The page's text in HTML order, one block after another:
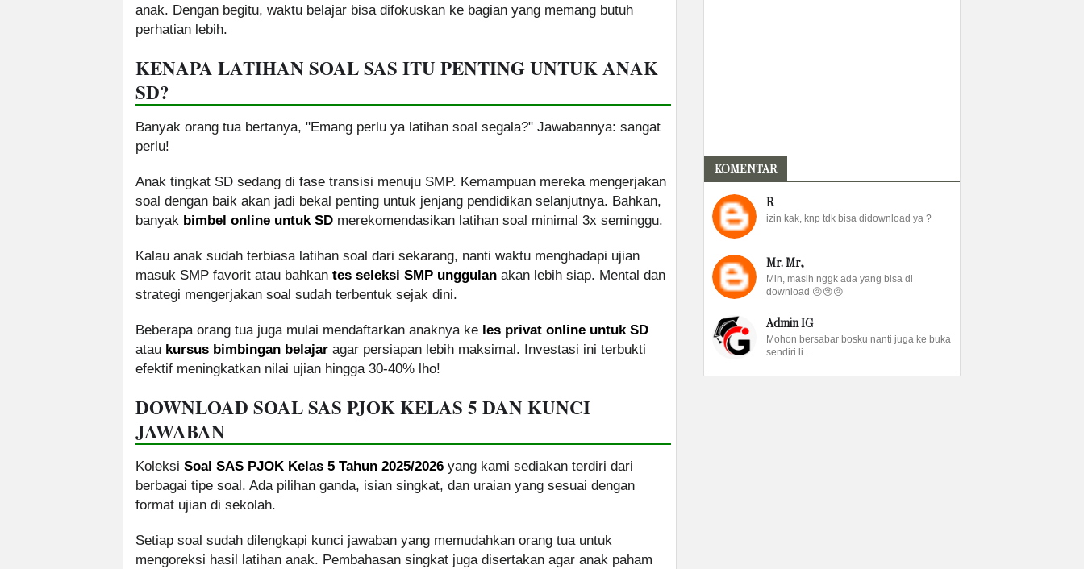
anak. Dengan begitu, waktu belajar bisa difokuskan ke bagian yang memang butuh
perhatian lebih.
KENAPA LATIHAN SOAL SAS ITU PENTING UNTUK ANAK
SD?
Banyak orang tua bertanya, "Emang perlu ya latihan soal segala?" Jawabannya: sangat
perlu!
Anak tingkat SD sedang di fase transisi menuju SMP. Kemampuan mereka mengerjakan
soal dengan baik akan jadi bekal penting untuk jenjang pendidikan selanjutnya. Bahkan,
banyak bimbel online untuk SD merekomendasikan latihan soal minimal 3x seminggu.
Kalau anak sudah terbiasa latihan soal dari sekarang, nanti waktu menghadapi ujian
masuk SMP favorit atau bahkan tes seleksi SMP unggulan akan lebih siap. Mental dan
strategi mengerjakan soal sudah terbentuk sejak dini.
Beberapa orang tua juga mulai mendaftarkan anaknya ke les privat online untuk SD
atau kursus bimbingan belajar agar persiapan lebih maksimal. Investasi ini terbukti
efektif meningkatkan nilai ujian hingga 30-40% lho!
DOWNLOAD SOAL SAS PJOK KELAS 5 DAN KUNCI
JAWABAN
Koleksi Soal SAS PJOK Kelas 5 Tahun 2025/2026 yang kami sediakan terdiri dari
berbagai tipe soal. Ada pilihan ganda, isian singkat, dan uraian yang sesuai dengan
format ujian di sekolah.
Setiap soal sudah dilengkapi kunci jawaban yang memudahkan orang tua untuk
mengoreksi hasil latihan anak. Pembahasan singkat juga disertakan agar anak paham
KOMENTAR
R
izin kak, knp tdk bisa didownload ya ?
Mr. Mr,
Min, masih nggk ada yang bisa di
download 😢😢😢
Admin IG
Mohon bersabar bosku nanti juga ke buka
sendiri li...